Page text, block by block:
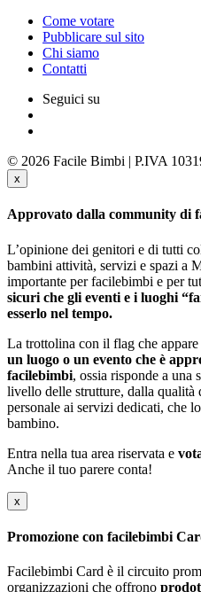
Come votare
Pubblicare sul sito
Chi siamo
Contatti
Seguici su
© 2026 Facile Bimbi | P.IVA
x
Approvato dalla community di
L’opinione dei genitori e di tutti
bambini attività, servizi e spazi a
importante per facilebimbi e per
sicuri che gli eventi e i luoghi
esserlo nel tempo.
La trottolina con il flag che
un luogo o un evento che è
facilebimbi, ossia risponde a una
livello delle strutture, dalla qualità
personale ai servizi dedicati, che
bambino.
Entra nella tua area riservata e
Anche il tuo parere conta!
x
Promozione con facilebimbi
Facilebimbi Card è il circuito
organizzazioni che offrono